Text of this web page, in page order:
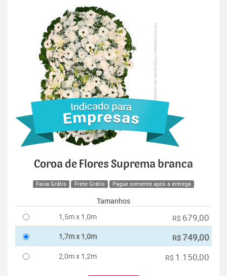
Coroa de Flores Suprema branca
Faixa Grátis Frete Grátis Pague somente após a entrega
Tamanhos
1,5m x 1,0m
R$ 679,00
1,7m x 1,0m R$749,00
2,0m x 1,2m R$ 1.150,00